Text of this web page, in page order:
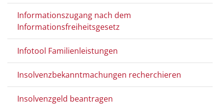
Informationszugang nach dem
Informationsfreiheitsgesetz
Infotool Familienleistungen
Insolvenzbekanntmachungen recherchieren
Insolvenzgeld beantragen